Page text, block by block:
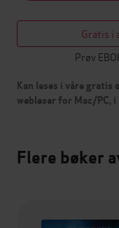
Gratis i
Prøv
Kan leses i våre gratis
webleser for Mac/PC,
Flere bøker